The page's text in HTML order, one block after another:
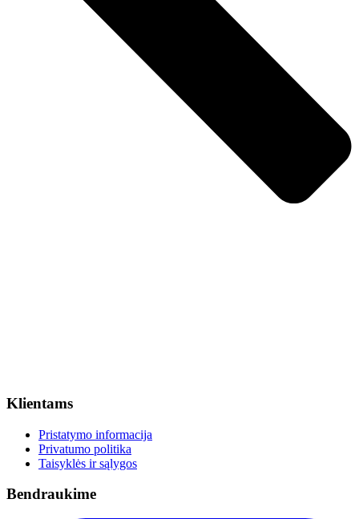
Klientams
Pristatymo informacija
Privatumo politika
Taisyklės ir sąlygos
Bendraukime